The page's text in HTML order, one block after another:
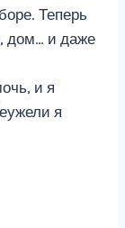
Теперь
дом… и даже
и я
я